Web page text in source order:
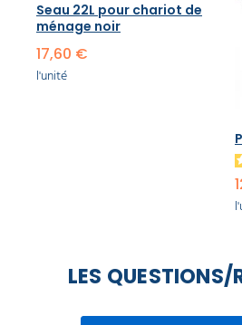
Seau 22L pour chariot de
ménage noir
17,60 €
l'unité
LES QUESTIONS/